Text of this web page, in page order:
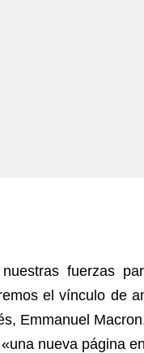
nuestras fuerzas
el vínculo de
Emmanuel
nueva página